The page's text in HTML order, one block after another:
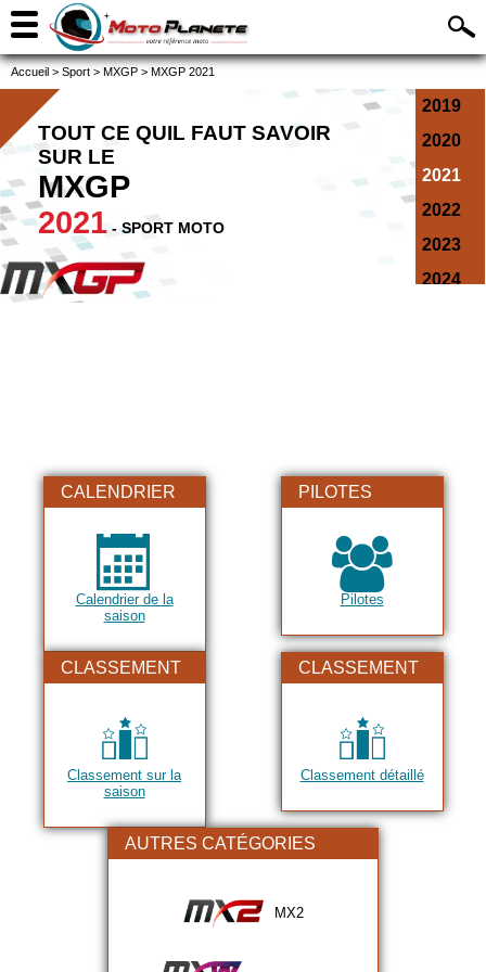
Accueil > Sport > MXGP > MXGP 2021
2019
2020
2021
2022
2023
2024
TOUT CE QUIL FAUT SAVOIR
SUR LE
MXGP
2021 - SPORT MOTO
CALENDRIER
Calendrier de la
saison
PILOTES
Pilotes
CLASSEMENT
Classement sur la
saison
CLASSEMENT
Classement détaillé
AUTRES CATÉGORIES
MX2